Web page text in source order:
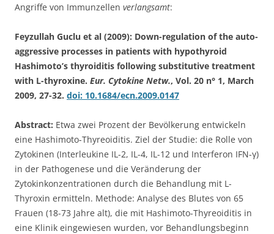
Angriffe von Immunzellen verlangsamt:
Feyzullah Guclu et al (2009): Down-regulation of the auto-
aggressive processes in patients with hypothyroid
Hashimoto’s thyroiditis following substitutive treatment
with L-thyroxine. Eur. Cytokine Netw., Vol. 20 n° 1, March
2009, 27-32. doi: 10.1684/ecn.2009.0147
Abstract: Etwa zwei Prozent der Bevölkerung entwickeln
eine Hashimoto-Thyreoiditis. Ziel der Studie: die Rolle von
Zytokinen (Interleukine IL-2, IL-4, IL-12 und Interferon IFN-γ)
in der Pathogenese und die Veränderung der
Zytokinkonzentrationen durch die Behandlung mit L-
Thyroxin ermitteln. Methode: Analyse des Blutes von 65
Frauen (18-73 Jahre alt), die mit Hashimoto-Thyreoiditis in
eine Klinik eingewiesen wurden, vor Behandlungsbeginn